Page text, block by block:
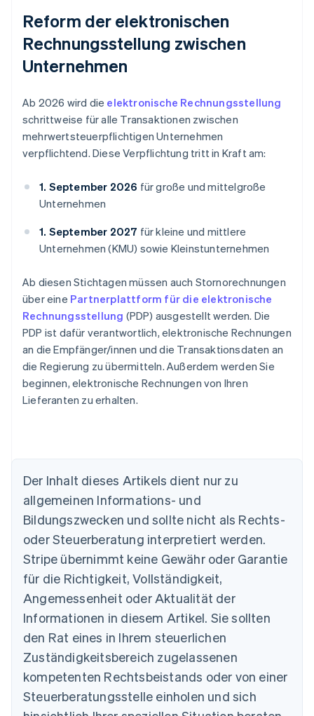
Reform der elektronischen
Rechnungsstellung zwischen
Unternehmen
Ab 2026 wird die elektronische Rechnungsstellung
schrittweise für alle Transaktionen zwischen
mehrwertsteuerpflichtigen Unternehmen
verpflichtend. Diese Verpflichtung tritt in Kraft am:
1. September 2026 für große und mittelgroße
Unternehmen
1. September 2027 für kleine und mittlere
Unternehmen (KMU) sowie Kleinstunternehmen
Ab diesen Stichtagen müssen auch Stornorechnungen
über eine Partnerplattform für die elektronische
Rechnungsstellung (PDP) ausgestellt werden. Die
PDP ist dafür verantwortlich, elektronische Rechnungen
an die Empfänger/innen und die Transaktionsdaten an
die Regierung zu übermitteln. Außerdem werden Sie
beginnen, elektronische Rechnungen von Ihren
Lieferanten zu erhalten.
Der Inhalt dieses Artikels dient nur zu
allgemeinen Informations- und
Bildungszwecken und sollte nicht als Rechts-
oder Steuerberatung interpretiert werden.
Stripe übernimmt keine Gewähr oder Garantie
für die Richtigkeit, Vollständigkeit,
Angemessenheit oder Aktualität der
Informationen in diesem Artikel. Sie sollten
den Rat eines in Ihrem steuerlichen
Zuständigkeitsbereich zugelassenen
kompetenten Rechtsbeistands oder von einer
Steuerberatungsstelle einholen und sich
Australien
English
Belgien
NederlandsFrançaisDeutschEnglish
Brasilien
Bulgarien
English
Dänemark
English
Deutschland
DeutschEnglish
Estland
English
Festlandchina
简体中文 English
Finnland